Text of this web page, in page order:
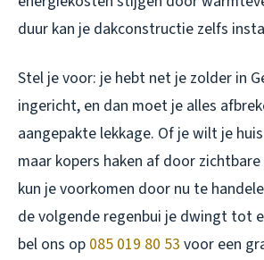
duur kan je dakconstructie zelfs
Stel je voor: je hebt net je zolder in
ingericht, en dan moet je alles
aangepakte lekkage. Of je wilt je
maar kopers haken af door
kun je voorkomen door nu te
de volgende regenbui je dwingt tot
bel ons op 085 019 80 53 voor een